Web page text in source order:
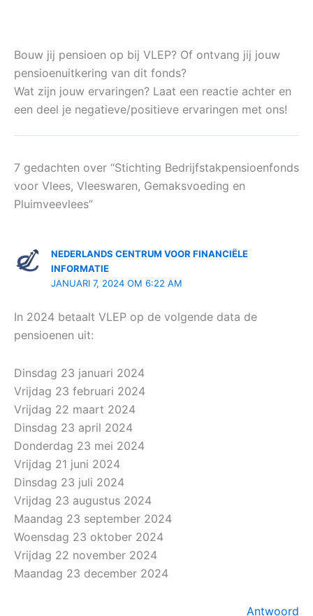
Bouw jij pensioen op bij VLEP? Of ontvang jij jouw
pensioenuitkering van dit fonds?
Wat zijn jouw ervaringen? Laat een reactie achter en
een deel je negatieve/positieve ervaringen met ons!
7 gedachten over “Stichting Bedrijfstakpensioenfonds
voor Vlees, Vleeswaren, Gemaksvoeding en
Pluimveevlees”
NEDERLANDS CENTRUM VOOR FINANCIËLE
INFORMATIE
JANUARI 7, 2024 OM 6:22 AM
In 2024 betaalt VLEP op de volgende data de
pensioenen uit:
Dinsdag 23 januari 2024
Vrijdag 23 februari 2024
Vrijdag 22 maart 2024
Dinsdag 23 april 2024
Donderdag 23 mei 2024
Vrijdag 21 juni 2024
Dinsdag 23 juli 2024
Vrijdag 23 augustus 2024
Maandag 23 september 2024
Woensdag 23 oktober 2024
Vrijdag 22 november 2024
Maandag 23 december 2024
Antwoord